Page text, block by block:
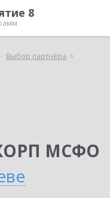
8
Выбор партнёра
МСФО